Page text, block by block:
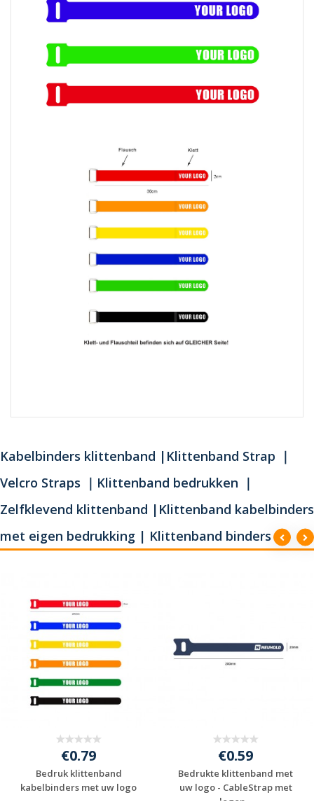
Kabelbinders klittenband |Klittenband Strap ｜
Velcro Straps ｜Klittenband bedrukken ｜
Zelfklevend klittenband |Klittenband kabelbinders
met eigen bedrukking | Klittenband binders
€0.79
Bedruk klittenband
kabelbinders met uw logo
€0.59
Bedrukte klittenband met
uw logo - CableStrap met
logop...